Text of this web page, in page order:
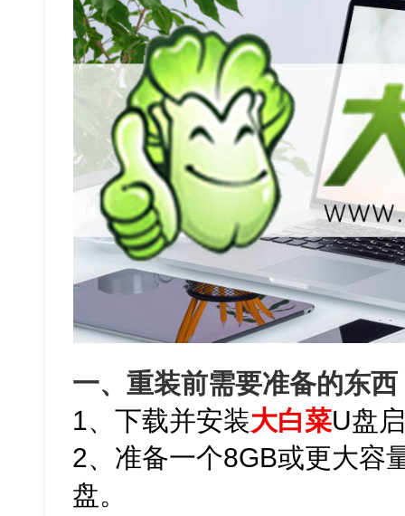
一、重装前需要准备的东西
1、下载并安装大白菜U盘
2、准备一个8GB或更大容
盘。